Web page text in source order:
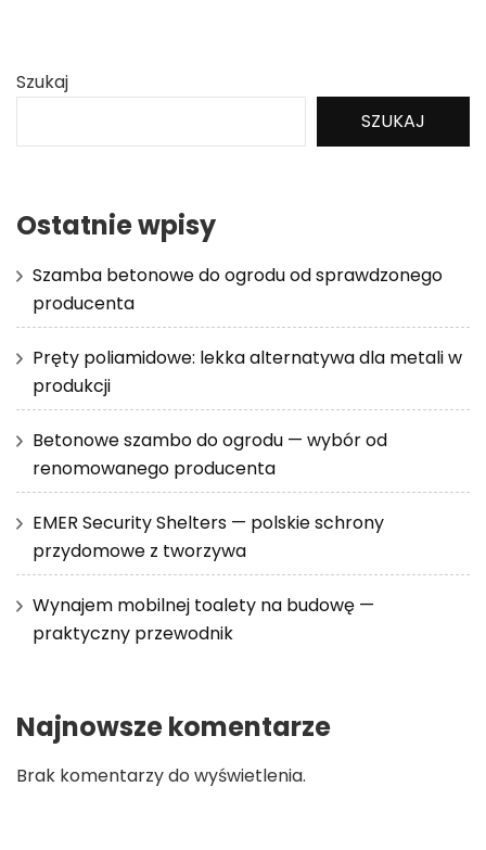
Szukaj
SZUKAJ
Ostatnie wpisy
Szamba betonowe do ogrodu od sprawdzonego
producenta
Pręty poliamidowe: lekka alternatywa dla metali w
produkcji
Betonowe szambo do ogrodu — wybór od
renomowanego producenta
EMER Security Shelters — polskie schrony
przydomowe z tworzywa
Wynajem mobilnej toalety na budowę —
praktyczny przewodnik
Najnowsze komentarze
Brak komentarzy do wyświetlenia.